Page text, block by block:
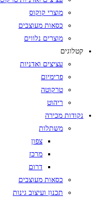
מוצרי קוקוס
כסאות מעוצבים
מוצרים נלווים
קטלוגים
עציצים ואדניות
פרימיום
טרקוטה
ריהוט
נקודות מכירה
משתלות
צפון
מרכז
דרום
כסאות מעוצבים
תכנון ועיצוב גינות